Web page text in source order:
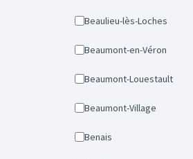
Beaulieu-lès-Loches
Beaumont-en-Véron
Beaumont-Louestault
Beaumont-Village
Benais